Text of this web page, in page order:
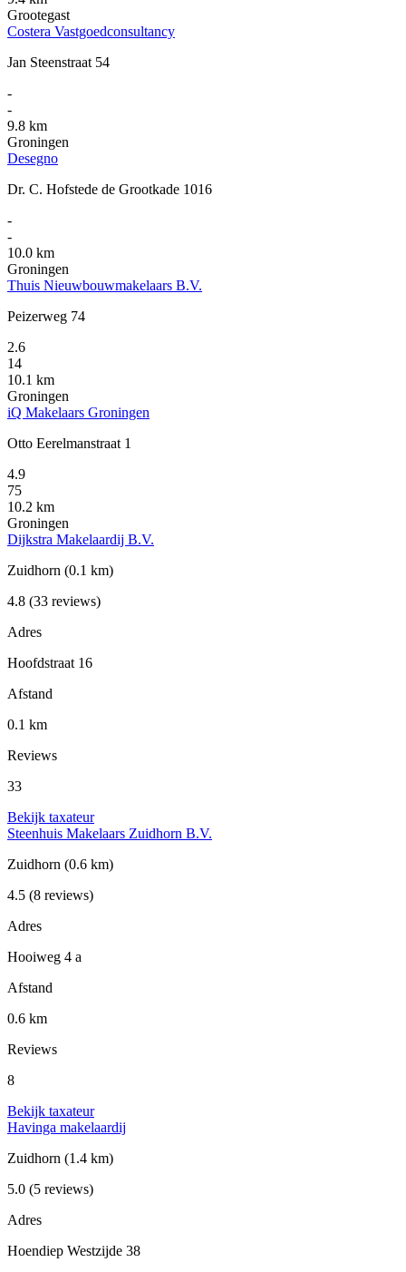
Grootegast
Costera Vastgoedconsultancy
Jan Steenstraat 54
-
-
9.8 km
Groningen
Desegno
Dr. C. Hofstede de Grootkade 1016
-
-
10.0 km
Groningen
Thuis Nieuwbouwmakelaars B.V.
Peizerweg 74
2.6
14
10.1 km
Groningen
iQ Makelaars Groningen
Otto Eerelmanstraat 1
4.9
75
10.2 km
Groningen
Dijkstra Makelaardij B.V.
Zuidhorn (0.1 km)
4.8 (33 reviews)
Adres
Hoofdstraat 16
Afstand
0.1 km
Reviews
33
Bekijk taxateur
Steenhuis Makelaars Zuidhorn B.V.
Zuidhorn (0.6 km)
4.5 (8 reviews)
Adres
Hooiweg 4 a
Afstand
0.6 km
Reviews
8
Bekijk taxateur
Havinga makelaardij
Zuidhorn (1.4 km)
5.0 (5 reviews)
Adres
Hoendiep Westzijde 38